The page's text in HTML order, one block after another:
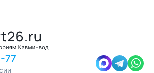
77